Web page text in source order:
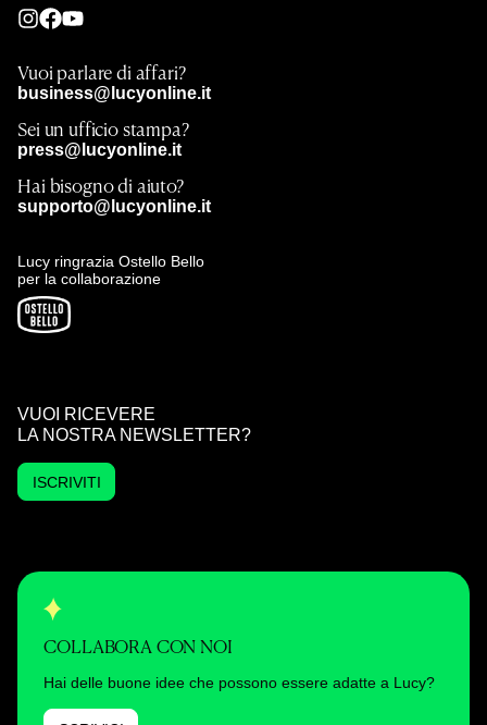
Vuoi parlare di affari?
business@lucyonline.it
Sei un ufficio stampa?
press@lucyonline.it
Hai bisogno di aiuto?
supporto@lucyonline.it
Lucy ringrazia Ostello Bello
per la collaborazione
VUOI RICEVERE
LA NOSTRA NEWSLETTER?
ISCRIVITI
COLLABORA CON NOI
Hai delle buone idee che possono essere adatte a Lucy?